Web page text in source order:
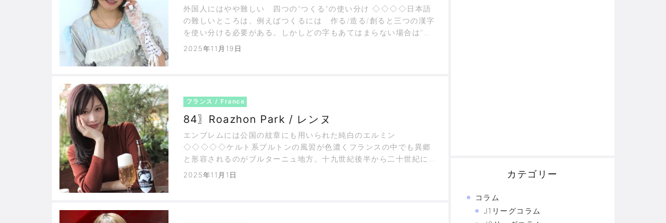
外国人にはやや難しい 四つの"つくる"の使い分け ◇◇◇◇日本語
の難しいところは、例えばつくるには 作る/造る/創ると三つの漢字
を使い分ける必要がある。しかしどの字もあてはまらない場合は"街
づくり"のように平仮名を用いるから計四種類。東京ビッグサイトの
2025年11月19日
フランス / France
84〗Roazhon Park / レンヌ
エンブレムには公国の紋章にも用いられた純白のエルミン
◇◇◇◇◇ケルト系ブルトンの風習が色濃くフランスの中でも異郷
と形容されるのがブルターニュ地方。十九世紀後半から二十世紀に
かけては、異国の画家たちを引き寄せ、数々の名作が誕生してい
2025年11月1日 カテゴリー
コラム
J1リーグコラム